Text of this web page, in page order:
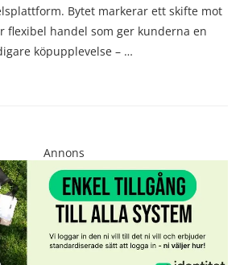
Bytet markerar ett skifte mot
flexibel handel som ger kunderna en
köpupplevelse – …
Annons